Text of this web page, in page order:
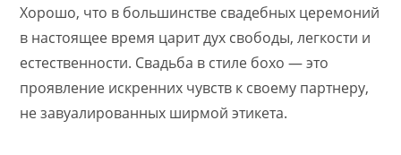
Хорошо, что в большинстве свадебных церемоний
в настоящее время царит дух свободы, легкости и
естественности. Свадьба в стиле бохо — это
проявление искренних чувств к своему партнеру,
не завуалированных ширмой этикета.